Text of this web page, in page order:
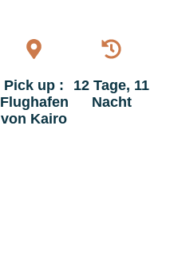
Pick up :
Flughafen
von Kairo
12 Tage, 11
Nacht